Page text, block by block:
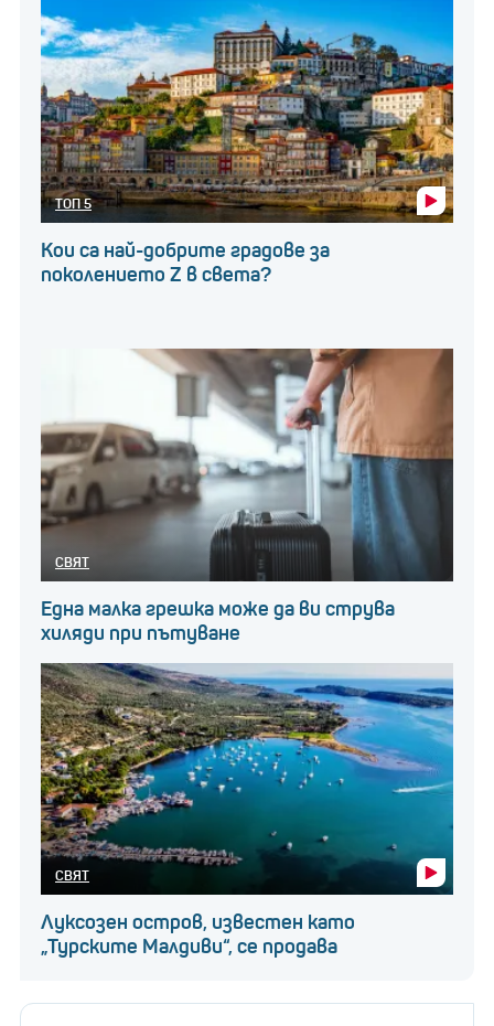
ТОП 5
Кои са най-добрите градове за
поколението Z в света?
СВЯТ
Една малка грешка може да ви струва
хиляди при пътуване
СВЯТ
Луксозен остров, известен като
„Турските Малдиви“, се продава